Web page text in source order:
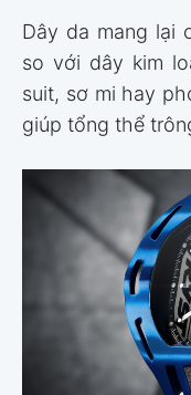
Dây da mang lại
so với dây kim
suit, sơ mi hay
giúp tổng thể